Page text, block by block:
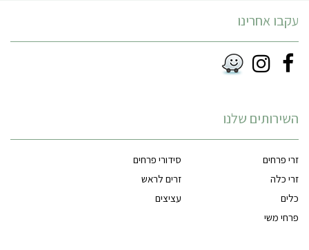
עקבו אחרינו
השירותים שלנו
זרי פרחים
סידורי פרחים
זרי כלה
זרים לראש
כלים
עציצים
פרחי משי